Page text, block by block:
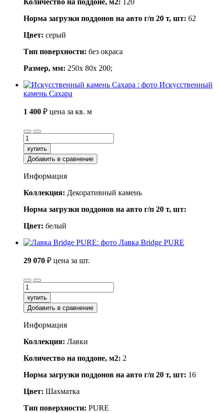
Количество на поддоне, м2: 120
Норма загрузки поддонов на авто г/п 20 т, шт: 62
Цвет: серый
Тип поверхности: без окраса
Размер, мм: 250x 80x 200;
Искусственный
камень Сахара
1 400 ₽ цена за кв. м
купить
Добавить в сравнение
Информация
Коллекция: Декоративный камень
Норма загрузки поддонов на авто г/п 20 т, шт:
Цвет: белый
Лавка Bridge PURE
29 070 ₽ цена за шт.
купить
Добавить в сравнение
Информация
Коллекция: Лавки
Количество на поддоне, м2: 2
Норма загрузки поддонов на авто г/п 20 т, шт: 16
Цвет: Шахматка
Тип поверхности: PURE